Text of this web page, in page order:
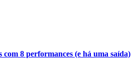
8 performances (e há uma saída)